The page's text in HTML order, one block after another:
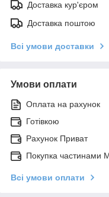
Доставка кур'єром
Доставка поштою
Всі умови доставки
Умови оплати
Оплата на рахунок
Готівкою
Рахунок Приват
Покупка частинами
Всі умови оплати